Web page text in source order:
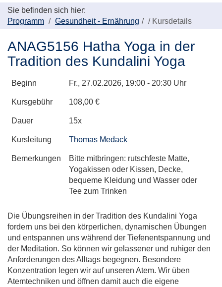
Sie befinden sich hier:
Programm
Gesundheit - Ernährung / Kursdetails
ANAG5156 Hatha Yoga in der
Tradition des Kundalini Yoga
Beginn Fr., 27.02.2026, 19:00 - 20:30 Uhr
Kursgebühr 108,00 €
Dauer 15x
Kursleitung Thomas Medack
Bemerkungen
Bitte mitbringen: rutschfeste Matte,
Yogakissen oder Kissen, Decke,
bequeme Kleidung und Wasser oder
Tee zum Trinken
Die Übungsreihen in der Tradition des Kundalini Yoga
fordern uns bei den körperlichen, dynamischen Übungen
und entspannen uns während der Tiefenentspannung und
der Meditation. So können wir gelassener und ruhiger den
Anforderungen des Alltags begegnen. Besondere
Konzentration legen wir auf unseren Atem. Wir üben
Atemtechniken und öffnen damit auch die eigene